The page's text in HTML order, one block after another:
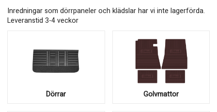
Inredningar som dörrpaneler och klädslar har vi inte lagerförda.
Leveranstid 3-4 veckor
Dörrar Golvmattor